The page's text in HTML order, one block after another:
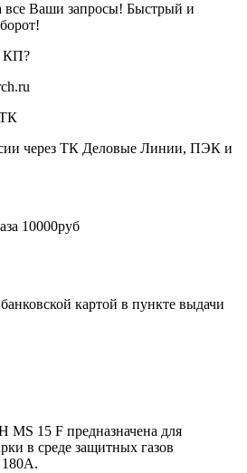
все Ваши запросы! Быстрый и
КП?
ТК
через ТК Деловые Линии, ПЭК и
10000руб
картой в пункте выдачи
MS 15 F предназначена для
в среде защитных газов